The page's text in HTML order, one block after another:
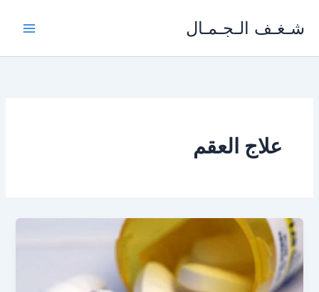
شـغـف الـجـمـال
علاج العقم